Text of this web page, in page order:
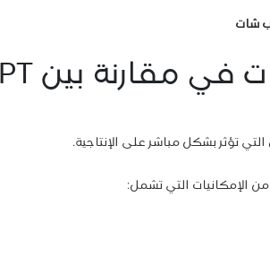
شات
تؤثر بشكل مباشر على الإنتاجية.